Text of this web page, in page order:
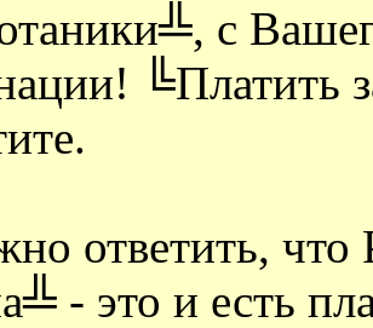
с
╚Платить
ответить, что
- это и есть